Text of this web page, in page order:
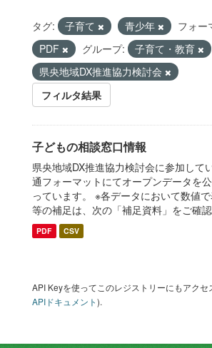
タグ: 子育て 青少年
フォー
PDF
グループ: 子育て・教育
県央地域DX推進協力検討会
フィルタ結果
子どもの相談窓口情報
県央地域DX推進協力検討会に参加して
通フォーマットにてオープンデータを
っています。 ※各データにおいて数値
等の補足は、次の「補足資料」をご確認
PDF CSV
API Keyを使ってこのレジストリーにもアクセ
APIドキュメント).